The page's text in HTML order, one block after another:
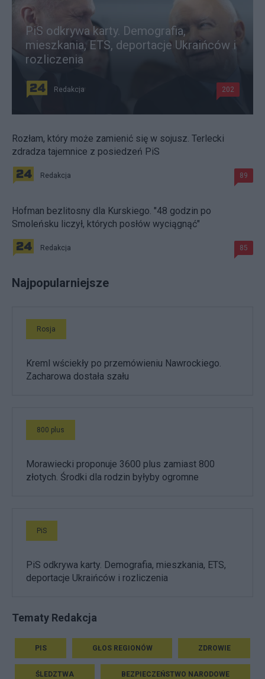
PiS odkrywa karty. Demografia,
mieszkania, ETS, deportacje Ukraińców i
rozliczenia
Redakcja 202
Rozłam, który może zamienić się w sojusz. Terlecki
zdradza tajemnice z posiedzeń PiS
Redakcja 89
Hofman bezlitosny dla Kurskiego. "48 godzin po
Smoleńsku liczył, których posłów wyciągnąć"
Redakcja 85
Najpopularniejsze
Rosja
Kreml wściekły po przemówieniu Nawrockiego.
Zacharowa dostała szału
800 plus
Morawiecki proponuje 3600 plus zamiast 800
złotych. Środki dla rodzin byłyby ogromne
PiS
PiS odkrywa karty. Demografia, mieszkania, ETS,
deportacje Ukraińców i rozliczenia
Tematy Redakcja
PIS GŁOS REGIONÓW ZDROWIE
ŚLEDZTWA BEZPIECZEŃSTWO NARODOWE